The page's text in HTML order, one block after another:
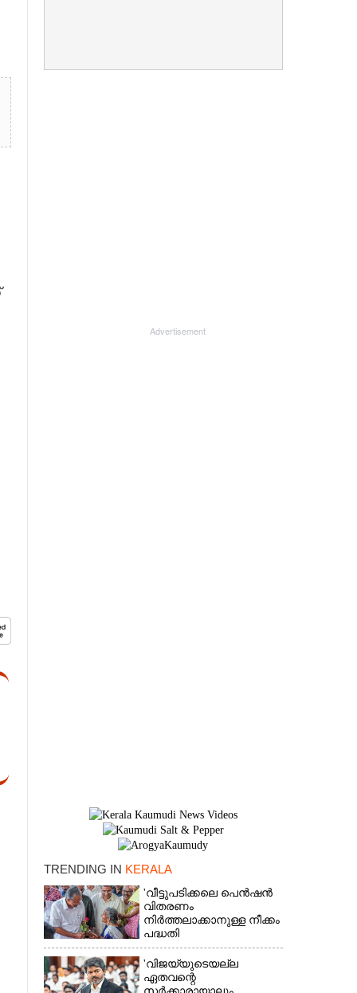
Advertisement
TRENDING IN KERALA
'വീട്ടുപടിക്കലെ പെൻഷൻ
വിതരണം
നിർത്തലാക്കാനുള്ള നീക്കം
പദ്ധതി
അവസാനിപ്പിക്കാനുള്ള
യുഡിഎഫ് അജണ്ടയുടെ
ആദ്യപടി'
'വിജയ്‌യുടെയല്ല
ഏതവന്റെ
×